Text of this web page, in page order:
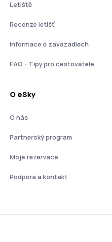
Letiště
Recenze letišť
Informace o zavazadlech
FAQ - Tipy pro cestovatele
O eSky
O nás
Partnerský program
Moje rezervace
Podpora a kontakt